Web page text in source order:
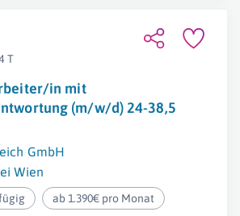
T
in mit
(m/w/d) 24-38,5
GmbH
Wien
ab 1.390€ pro Monat